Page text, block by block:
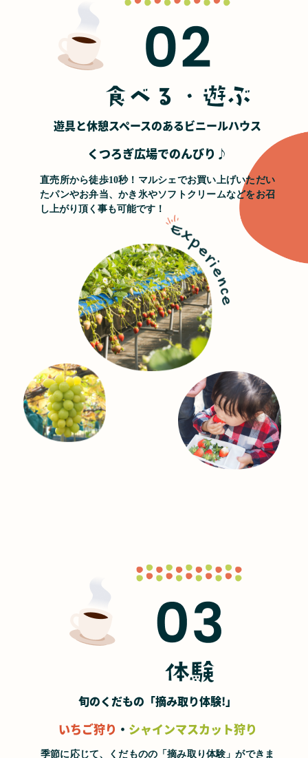
遊具と休憩スペースのあるビニールハウス
くつろぎ広場でのんびり♪
直売所から徒歩10秒！マルシェでお買い上げいただい
たパンやお弁当、かき氷やソフトクリームなどをお召
し上がり頂く事も可能です！
旬のくだもの 「摘み取り体験!」
いちご狩り ・ シャインマスカット狩り
季節に応じて、くだものの「摘み取り体験」ができま